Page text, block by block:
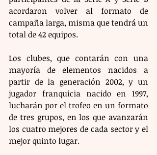
acordaron volver al formato de
campaña larga, misma que tendrá un
total de 42 equipos.
Los clubes, que contarán con una
mayoría de elementos nacidos a
partir de la generación 2002, y un
jugador franquicia nacido en 1997,
lucharán por el trofeo en un formato
de tres grupos, en los que avanzarán
los cuatro mejores de cada sector y el
mejor quinto lugar.